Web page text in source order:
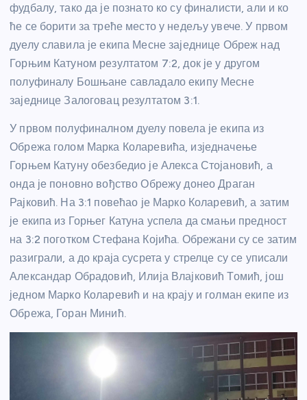
фудбалу, тако да је познато ко су финалисти, али и ко
ће се борити за треће место у недељу увече. У првом
дуелу славила је екипа Месне заједнице Обреж над
Горњим Катуном резултатом 7:2, док је у другом
полуфиналу Бошњане савладало екипу Месне
заједнице Залоговац резултатом 3:1.
У првом полуфиналном дуелу повела је екипа из
Обрежа голом Марка Коларевића, изједначење
Горњем Катуну обезбедио је Алекса Стојановић, а
онда је поновно вођство Обрежу донео Драган
Рајковић. На 3:1 повећао је Марко Коларевић, а затим
је екипа из Горњег Катуна успела да смањи предност
на 3:2 поготком Стефана Којића. Обрежани су се затим
разиграли, а до краја сусрета у стрелце су се уписали
Александар Обрадовић, Илија Влајковић Томић, још
једном Марко Коларевић и на крају и голман екипе из
Обрежа, Горан Минић.